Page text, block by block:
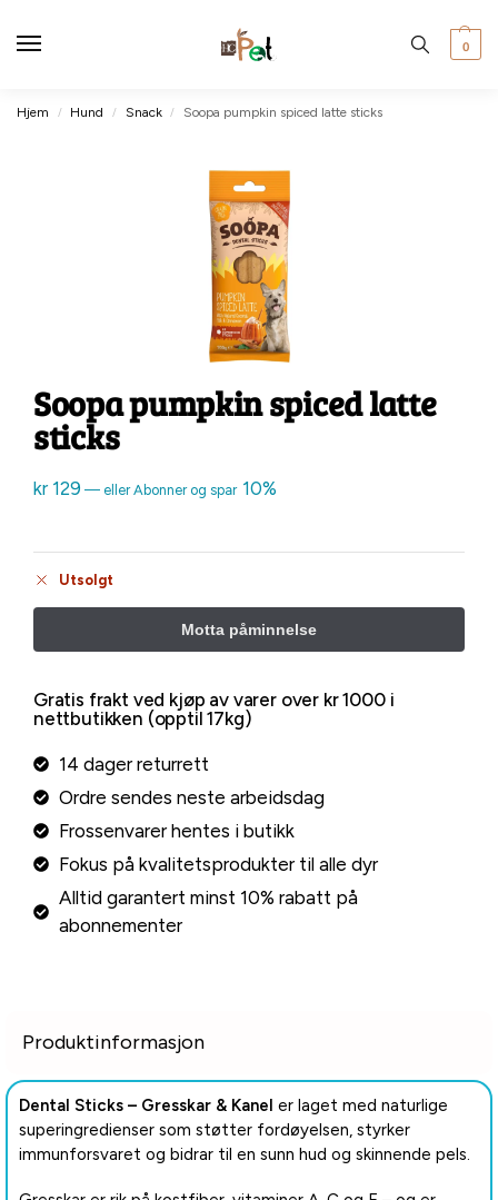
0
Hjem / Hund / Snack / Soopa pumpkin spiced latte sticks
Soopa pumpkin spiced latte
sticks
kr129 — eller Abonner og spar 10%
Utsolgt
Gratis frakt ved kjøp av varer over kr 1000 i
nettbutikken (opptil 17kg)
14 dager returrett
Ordre sendes neste arbeidsdag
Frossenvarer hentes i butikk
Fokus på kvalitetsprodukter til alle dyr
Alltid garantert minst 10% rabatt på
abonnementer
Produktinformasjon
Dental Sticks – Gresskar & Kanel er laget med naturlige
superingredienser som støtter fordøyelsen, styrker
immunforsvaret og bidrar til en sunn hud og skinnende pels.